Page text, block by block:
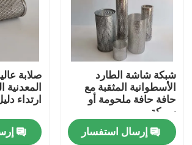
شبكة شاشة الطارد
الأسطوانية المثقبة مع
حافة حافة ملحومة أو
سبيكة
إرسال استفسار
صلابة
ارتداء